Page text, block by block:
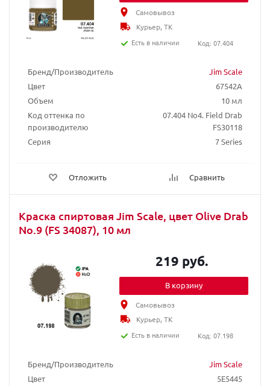
Бренд/Производитель
Jim Scale
Цвет
67542A
Объем
10 мл
Код оттенка по
производителю
07.404 No4. Field Drab
FS30118
Серия
7 Series
Отложить Сравнить
Самовывоз
Курьер, ТК
Есть в наличии
Код: 07.404
Краска спиртовая Jim Scale, цвет Olive Drab
No.9 (FS 34087), 10 мл
Бренд/Производитель
Jim Scale
Цвет
5E5445
219 руб.
В корзину
Самовывоз
Курьер, ТК
Есть в наличии
Код: 07.198